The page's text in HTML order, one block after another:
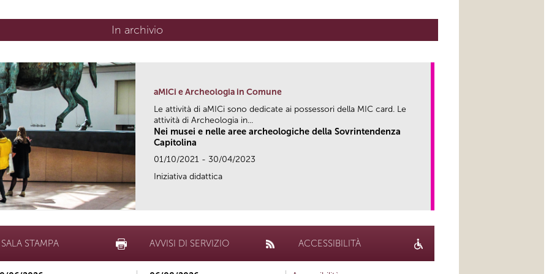
In archivio
aMICi e Archeologia in Comune
Le attività di aMICi sono dedicate ai possessori della MIC card. Le
attività di Archeologia in...
Nei musei e nelle aree archeologiche della Sovrintendenza
Capitolina
01/10/2021 - 30/04/2023
Iniziativa didattica
SALA STAMPA AVVISI DI SERVIZIO ACCESSIBILITÀ